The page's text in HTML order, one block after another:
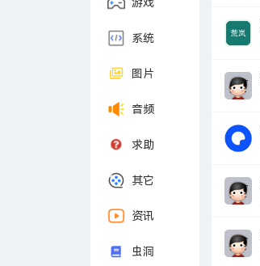
游戏
系统
图片
音频
求助
其它
资讯
虫洞